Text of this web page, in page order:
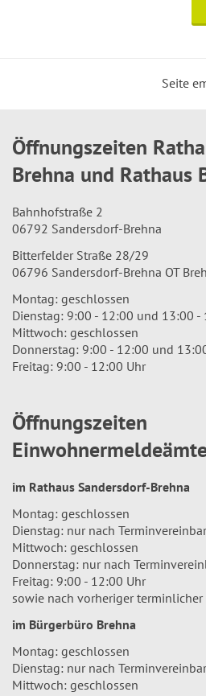
Seite
Öffnungszeiten
Brehna und Rathaus
Bahnhofstraße 2
06792 Sandersdorf-Brehna
Bitterfelder Straße 28/29
06796 Sandersdorf-Brehna OT
Montag: geschlossen
Dienstag: 9:00 - 12:00 und 13:00 -
Mittwoch: geschlossen
Donnerstag: 9:00 - 12:00 und
Freitag: 9:00 - 12:00 Uhr
Öffnungszeiten
im Rathaus Sandersdorf-Brehna
Montag: geschlossen
Dienstag: nur nach
Mittwoch: geschlossen
Donnerstag: nur nach
Freitag: 9:00 - 12:00 Uhr
sowie nach vorheriger terminlicher
im Bürgerbüro Brehna
Montag: geschlossen
Dienstag: nur nach
Mittwoch: geschlossen